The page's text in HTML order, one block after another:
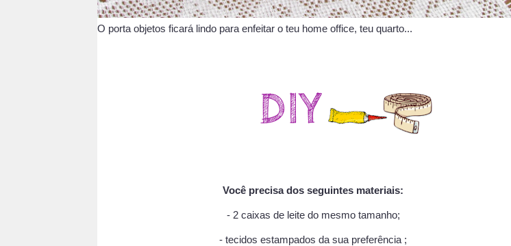
O porta objetos ficará lindo para enfeitar o teu home office, teu quarto...
Você precisa dos seguintes materiais:
- 2 caixas de leite do mesmo tamanho;
- tecidos estampados da sua preferência ;